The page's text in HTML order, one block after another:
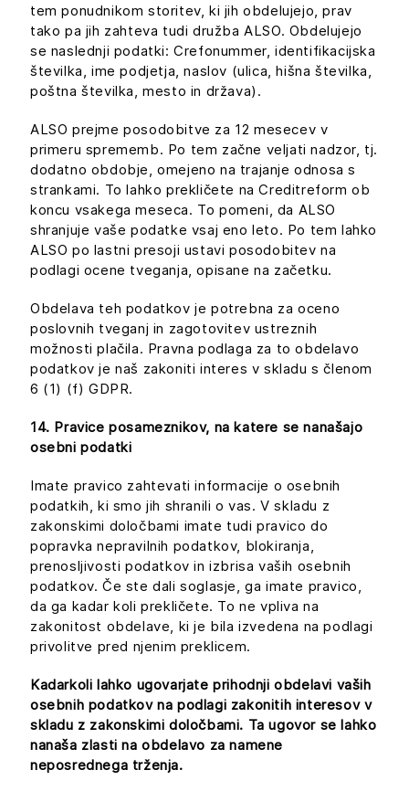
tem ponudnikom storitev, ki jih obdelujejo, prav
tako pa jih zahteva tudi družba ALSO. Obdelujejo
se naslednji podatki: Crefonummer, identifikacijska
številka, ime podjetja, naslov (ulica, hišna številka,
poštna številka, mesto in država).
ALSO prejme posodobitve za 12 mesecev v
primeru sprememb. Po tem začne veljati nadzor, tj.
dodatno obdobje, omejeno na trajanje odnosa s
strankami. To lahko prekličete na Creditreform ob
koncu vsakega meseca. To pomeni, da ALSO
shranjuje vaše podatke vsaj eno leto. Po tem lahko
ALSO po lastni presoji ustavi posodobitev na
podlagi ocene tveganja, opisane na začetku.
Obdelava teh podatkov je potrebna za oceno
poslovnih tveganj in zagotovitev ustreznih
možnosti plačila. Pravna podlaga za to obdelavo
podatkov je naš zakoniti interes v skladu s členom
6 (1) (f) GDPR.
14. Pravice posameznikov, na katere se nanašajo
osebni podatki
Imate pravico zahtevati informacije o osebnih
podatkih, ki smo jih shranili o vas. V skladu z
zakonskimi določbami imate tudi pravico do
popravka nepravilnih podatkov, blokiranja,
prenosljivosti podatkov in izbrisa vaših osebnih
podatkov. Če ste dali soglasje, ga imate pravico,
da ga kadar koli prekličete. To ne vpliva na
zakonitost obdelave, ki je bila izvedena na podlagi
privolitve pred njenim preklicem.
Kadarkoli lahko ugovarjate prihodnji obdelavi vaših
osebnih podatkov na podlagi zakonitih interesov v
skladu z zakonskimi določbami. Ta ugovor se lahko
nanaša zlasti na obdelavo za namene
neposrednega trženja.